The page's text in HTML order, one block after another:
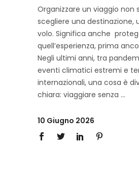
Organizzare un viaggio non
scegliere una destinazione,
volo. Significa anche
quell’esperienza, prima
Negli ultimi anni, tra
eventi climatici estremi e
internazionali, una cosa è
chiara: viaggiare senza
10 Giugno 2026